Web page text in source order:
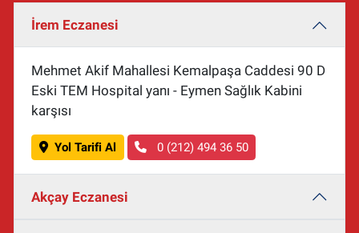
İrem Eczanesi
Mehmet Akif Mahallesi Kemalpaşa Caddesi 90 D
Eski TEM Hospital yanı - Eymen Sağlık Kabini
karşısı
Yol Tarifi Al 0 (212) 494 36 50
Akçay Eczanesi